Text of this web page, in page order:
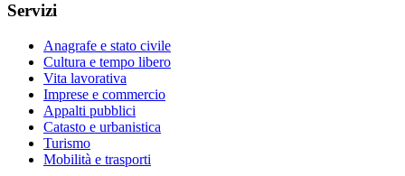
Servizi
Anagrafe e stato civile
Cultura e tempo libero
Vita lavorativa
Imprese e commercio
Appalti pubblici
Catasto e urbanistica
Turismo
Mobilità e trasporti